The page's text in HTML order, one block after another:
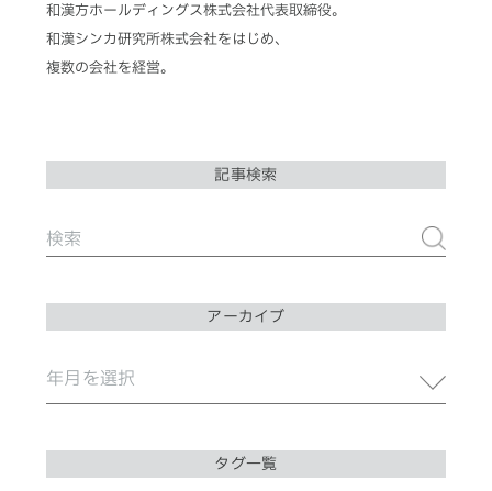
和漢方ホールディングス株式会社代表取締役。
和漢シンカ研究所株式会社をはじめ、
複数の会社を経営。
記事検索
アーカイブ
タグ一覧